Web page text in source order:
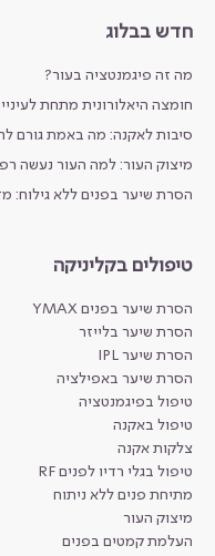
טיפולים בקליניקה
הסרת שיער בפנים YMAX
הסרת שיער בלייזר
הסרת שיער IPL
הסרת שיער באפילציה
טיפול בפיגמנטציה
טיפול באקנה
צלקות אקנה
טיפול בגלי רדיו לפנים RF
מתיחת פנים ללא ניתוח
מיצוק העור
העלמת קמטים בפנים
חדש בבלוג
מה זה פיגמנטציה בעור?
חומצה היאלורונית מתחת
סיבות לאקנה: מה באמת גורם
מיצוק העור: למה העור נעשה
הסרת שיער בפנים ללא גילוח: